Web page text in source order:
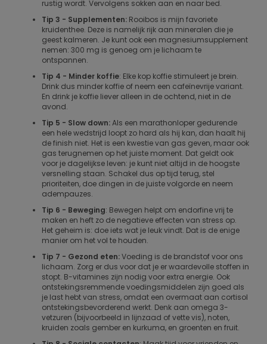
rustig wordt. Vervolgens sokken aan en naar bed.
Tip 3 - Supplementen: Rooibos is mijn favoriete
kruidenthee. Deze is namelijk rijk aan mineralen die je
geest kalmeren. Je kunt ook een magnesiumsupplement
nemen: 300 mg is genoeg om je lichaam te
ontspannen.
Tip 4 - Minder koffie: Elke kop koffie stimuleert je brein.
Drink dus minder koffie of neem een cafeïnevrije variant.
En drink je koffie liever alleen in de ochtend, niet in de
avond.
Tip 5 - Slow down:Als een marathonloper gedurende
een hele wedstrijd loopt zo hard als hij kan, dan haalt hij
de finish niet. Het is een kwestie van gas geven, maar ook
gas terugnemen op het juiste moment. Dat geldt ook
voor je dagelijkse leven: je kunt niet altijd in de hoogste
versnelling staan. Schakel dus op tijd terug, stel
prioriteiten, doe dingen in de juiste volgorde en neem
adempauzes.
Tip 6 - Beweging: Bewegen helpt om endorfine vrij te
maken en heft zo de negatieve effecten van stress op.
Het geheim is: doe iets wat je leuk vindt. Dat is de enige
manier om het vol te houden.
Tip 7 - Gezond eten:Voeding is de brandstof voor ons
lichaam. Zorg er dus voor dat je er waardevolle stoffen in
stopt. B-vitamines zijn nodig voor extra energie. Ook
ontstekingsremmende voedingsmiddelen zijn goed als
je last hebt van stress, omdat een overmaat aan cortisol
ontstekingsbevorderend werkt. Denk aan omega 3-
vetzuren (bijvoorbeeld in lijnzaad of vette vis), noten,
kruiden zoals gember en kurkuma, en groenten en fruit.